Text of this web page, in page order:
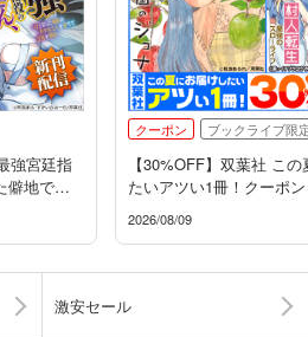
強宮廷指
僻地で無
クーポン ブックライブ限
【30%OFF】双葉社 こ
たいアツい1冊！クーポン
2026/08/09
激安セール